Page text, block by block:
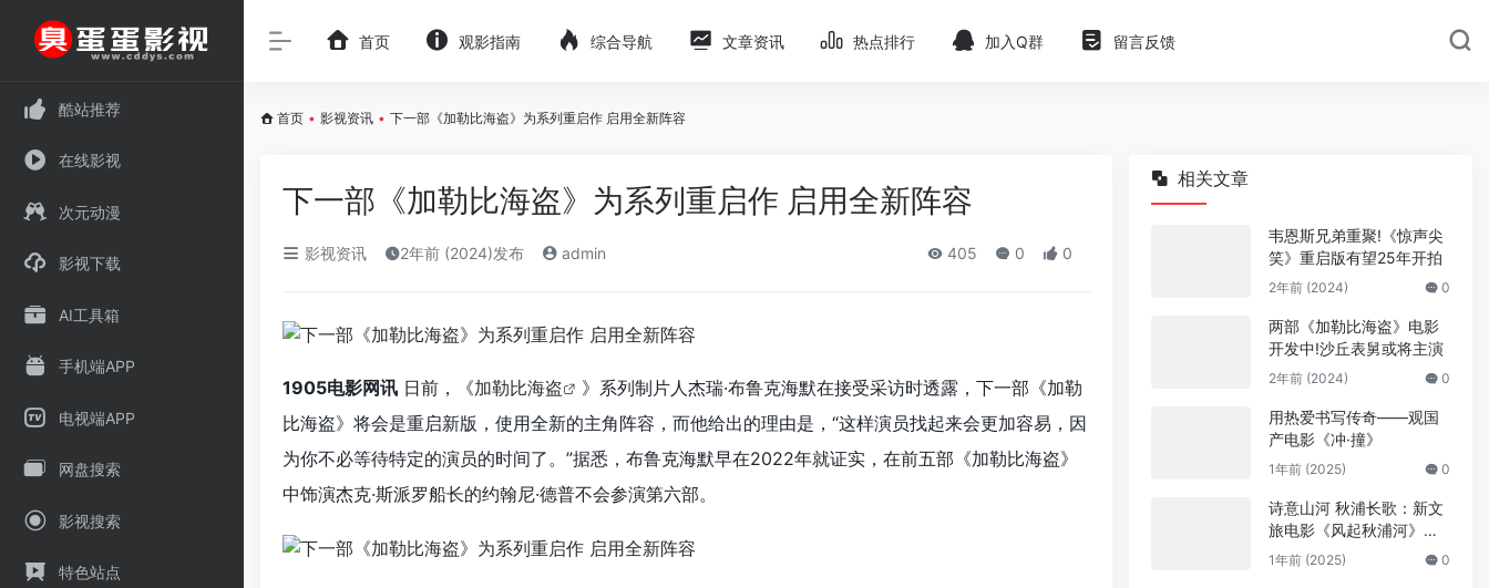
酷站推荐
在线影视
次元动漫
影视下载
AI工具箱
手机端APP
电视端APP
网盘搜索
影视搜索
特色站点
首页 观影指南 综合导航 文章资讯 热点排行 加入Q群 留言反馈
首页 • 影视资讯 • 下一部《加勒比海盗》为系列重启作 启用全新阵容
下一部《加勒比海盗》为系列重启作 启用全新阵容
影视资讯 2年前 (2024)发布 admin 405 0 0
1905电影网讯 日前，《加勒比海盗
》系列制片人杰瑞·布鲁克海默在接受采访时透露，下一部《加勒
比海盗》将会是重启新版，使用全新的主角阵容，而他给出的理由是，“这样演员找起来会更加容易，因
为你不必等待特定的演员的时间了。”据悉，布鲁克海默早在2022年就证实，在前五部《加勒比海盗》
中饰演杰克·斯派罗船长的约翰尼·德普不会参演第六部。
相关文章
韦恩斯兄弟重聚!《惊声尖
笑》重启版有望25年开拍
2年前 (2024) 0
两部《加勒比海盗》电影
开发中!沙丘表舅或将主演
2年前 (2024) 0
用热爱书写传奇——观国
产电影《冲·撞》
1年前 (2025) 0
诗意山河 秋浦长歌：新文
旅电影《风起秋浦河》今
日全国公映
1年前 (2025) 0